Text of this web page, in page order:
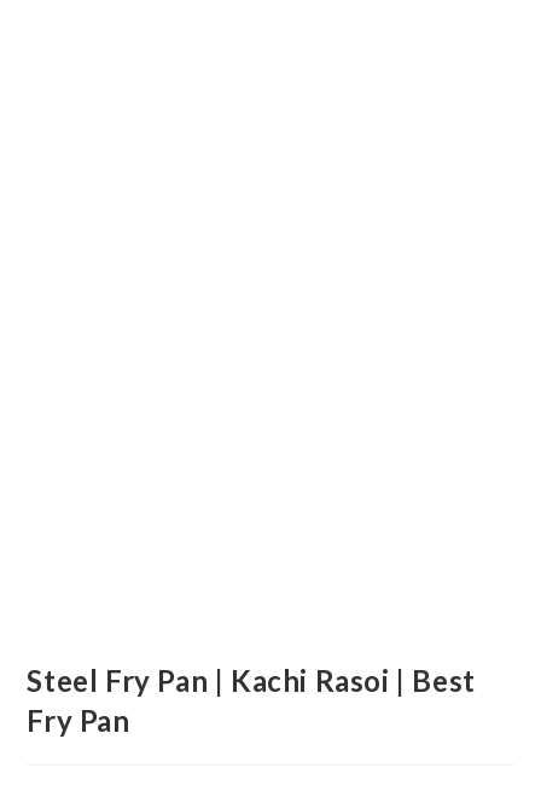
Steel Fry Pan | Kachi Rasoi | Best
Fry Pan